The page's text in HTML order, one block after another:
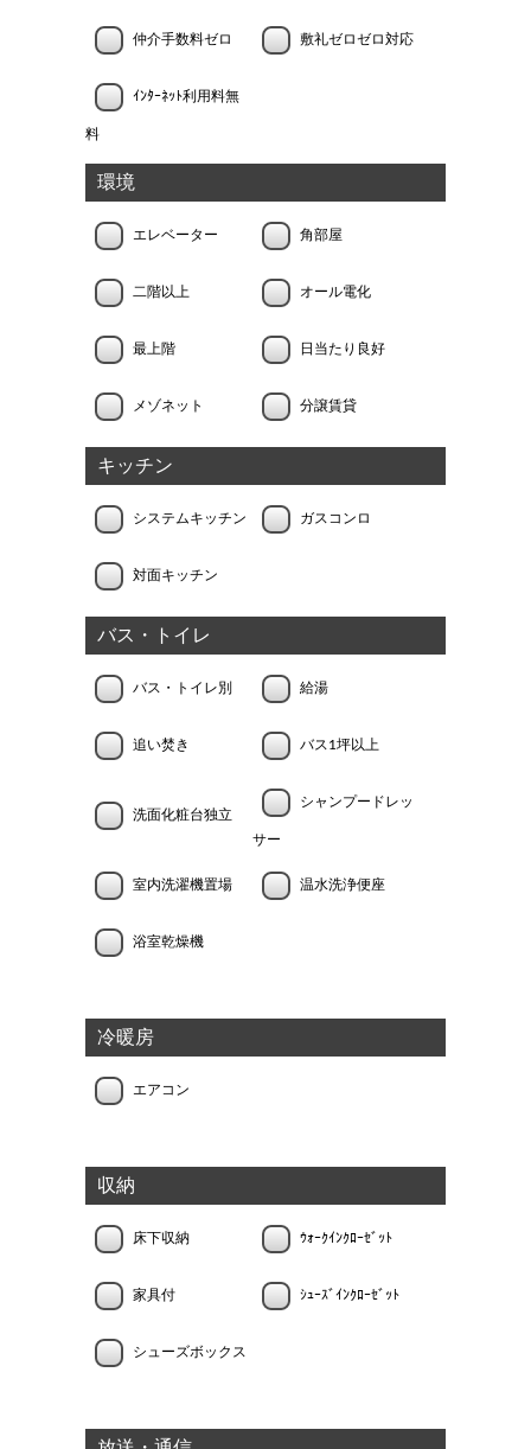
仲介手数料ゼロ 敷礼ゼロゼロ対応
ｲﾝﾀｰﾈｯﾄ利用料無
料
環境
エレベーター 角部屋
二階以上 オール電化
最上階 日当たり良好
メゾネット 分譲賃貸
キッチン
システムキッチン ガスコンロ
対面キッチン
バス・トイレ
バス・トイレ別 給湯
追い焚き バス1坪以上
洗面化粧台独立
シャンプードレッ
サー
室内洗濯機置場 温水洗浄便座
浴室乾燥機
冷暖房
エアコン
収納
床下収納 ｳｫｰｸｲﾝｸﾛｰｾﾞｯﾄ
家具付 ｼｭｰｽﾞｲﾝｸﾛｰｾﾞｯﾄ
シューズボックス